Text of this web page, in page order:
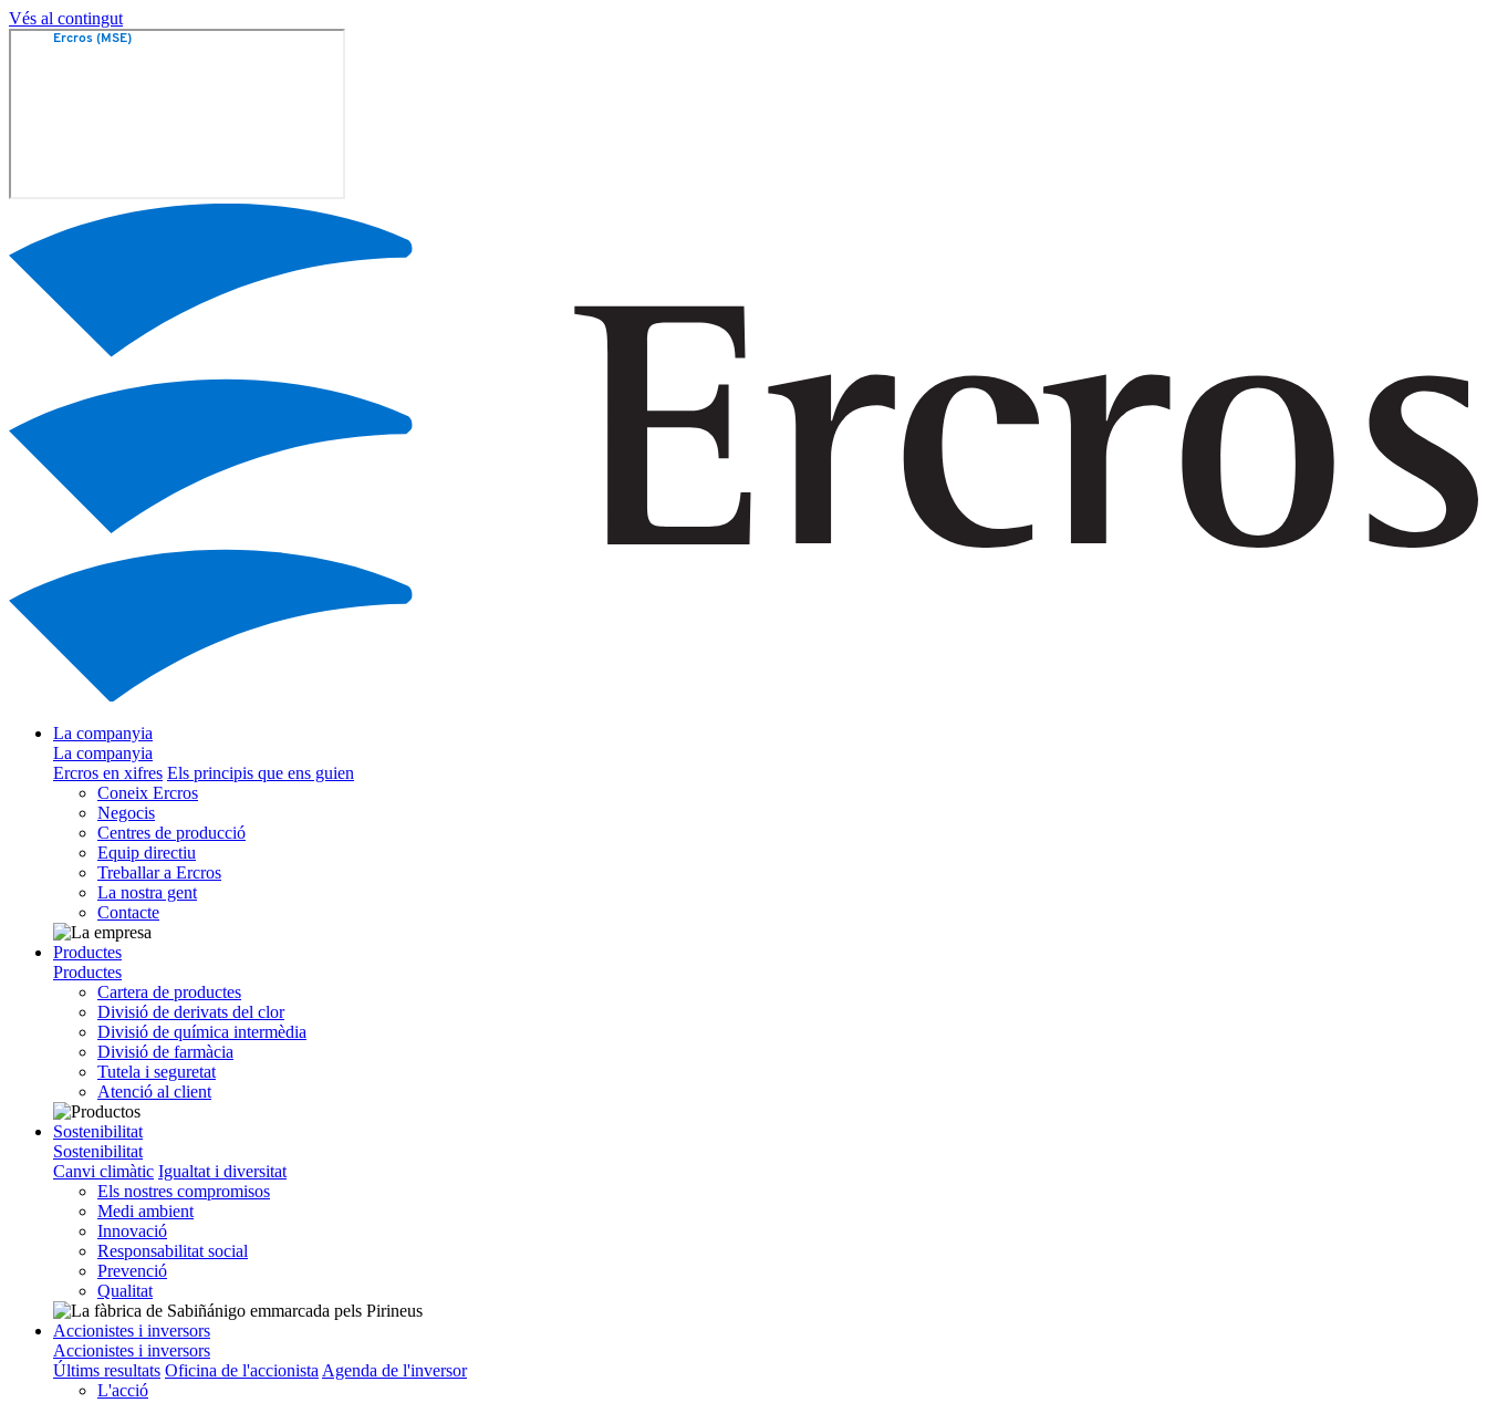
Vés al contingut
La companyia
La companyia
Ercros en xifres Els principis que ens guien
Coneix Ercros
Negocis
Centres de producció
Equip directiu
Treballar a Ercros
La nostra gent
Contacte
Productes
Productes
Cartera de productes
Divisió de derivats del clor
Divisió de química intermèdia
Divisió de farmàcia
Tutela i seguretat
Atenció al client
Sostenibilitat
Sostenibilitat
Canvi climàtic Igualtat i diversitat
Els nostres compromisos
Medi ambient
Innovació
Responsabilitat social
Prevenció
Qualitat
Accionistes i inversors
Accionistes i inversors
Últims resultats Oficina de l'accionista Agenda de l'inversor
L'acció